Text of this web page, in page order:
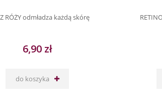
Z RÓŻY odmładza każdą skórę
6,90 zł
do koszyka